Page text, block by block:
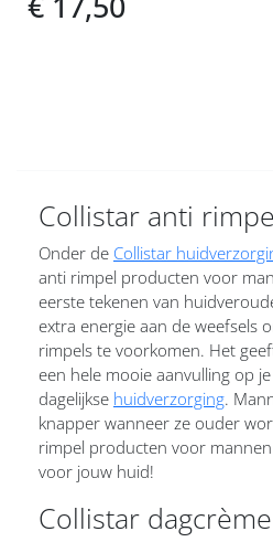
Collistar anti
Onder de Collistar
anti rimpel producten voor
eerste tekenen van
extra energie aan de weefsels
rimpels te voorkomen. Het
een hele mooie aanvulling op je
dagelijkse huidverzorging.
knapper wanneer ze ouder
rimpel producten voor
voor jouw huid!
Collistar